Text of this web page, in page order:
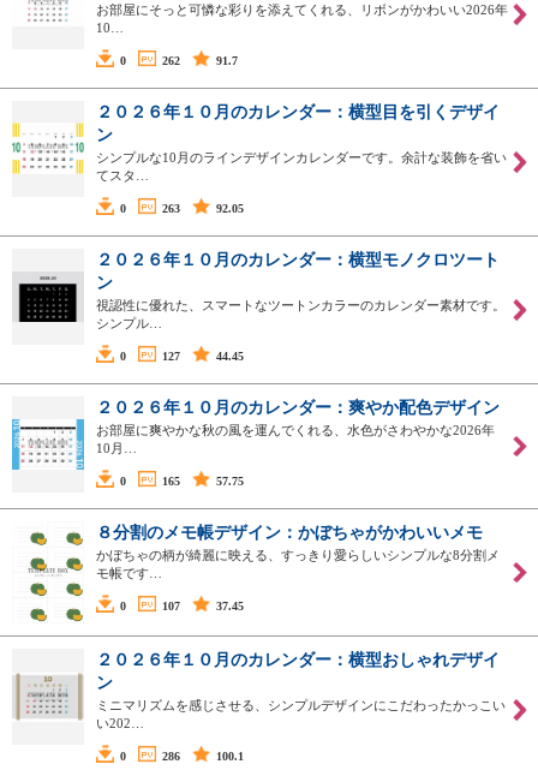
お部屋にそっと可憐な彩りを添えてくれる、リボンがかわいい2026年
10…
0 262 91.7
２０２６年１０月のカレンダー：横型目を引くデザイ
ン
シンプルな10月のラインデザインカレンダーです。余計な装飾を省い
てスタ…
0 263 92.05
２０２６年１０月のカレンダー：横型モノクロツート
ン
視認性に優れた、スマートなツートンカラーのカレンダー素材です。
シンプル…
0 127 44.45
２０２６年１０月のカレンダー：爽やか配色デザイン
お部屋に爽やかな秋の風を運んでくれる、水色がさわやかな2026年
10月…
0 165 57.75
８分割のメモ帳デザイン：かぼちゃがかわいいメモ
かぼちゃの柄が綺麗に映える、すっきり愛らしいシンプルな8分割メ
モ帳です…
0 107 37.45
２０２６年１０月のカレンダー：横型おしゃれデザイ
ン
ミニマリズムを感じさせる、シンプルデザインにこだわったかっこい
い202…
0 286 100.1